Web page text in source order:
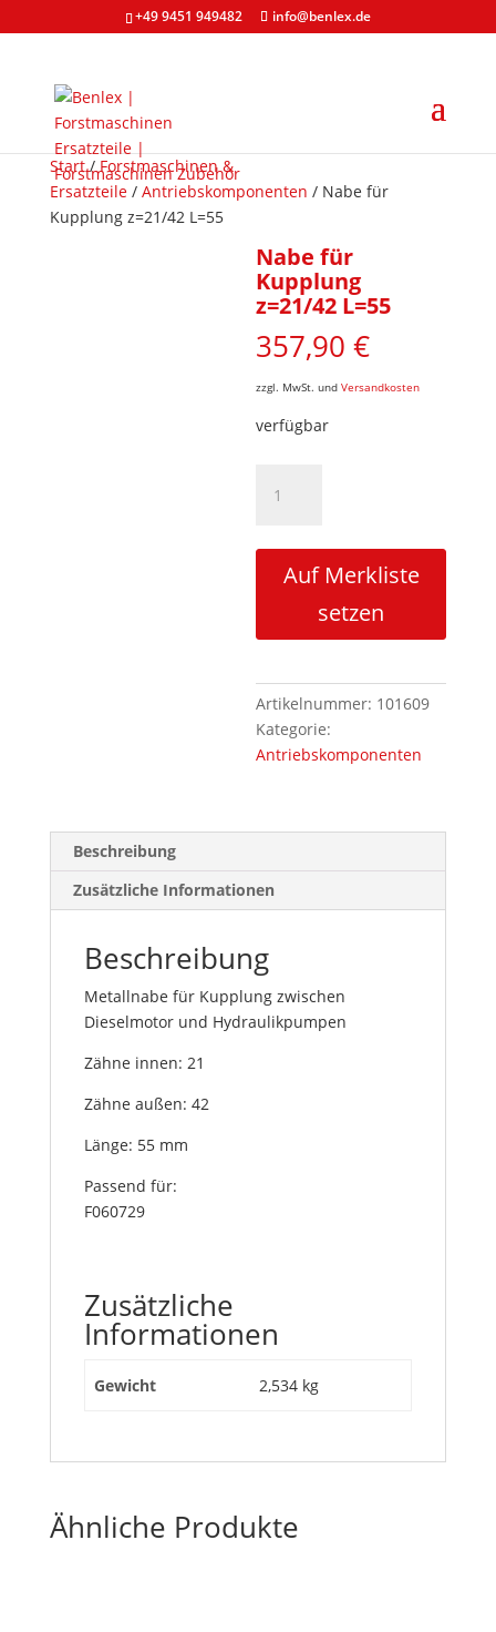
+49 9451 949482 info@benlex.de
Start/Forstmaschinen &
Ersatzteile/ Antriebskomponenten / Nabe für
Kupplung z=21/42 L=55
Nabe für
Kupplung
z=21/42 L=55
357,90€
zzgl. MwSt. undVersandkosten
verfügbar
z=21/42
L=55Auf Merkliste
setzen
Artikelnummer: 101609
Kategorie:
Antriebskomponenten
Beschreibung
Zusätzliche Informationen
Beschreibung
Metallnabe für Kupplung zwischen
Dieselmotor und Hydraulikpumpen
Zähne innen: 21
Zähne außen: 42
Länge: 55 mm
Passend für:
F060729
Zusätzliche
Informationen
Gewicht 2,534 kg
Ähnliche Produkte